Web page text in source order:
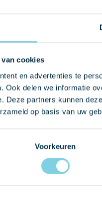
van cookies
en advertenties te
Ook delen we informatie
Deze partners kunnen
op basis van uw
Voorkeuren
in Frankrijk en ter
van het
materiaal (staalplaten)
klaar om van dubbel,
niet alleen zorgt voor een
vindt er een
aan een ander type glas,
een aanpassing aan het